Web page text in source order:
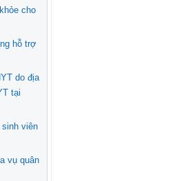
cho
hỗ trợ
do địa
tại
viên
vụ quân